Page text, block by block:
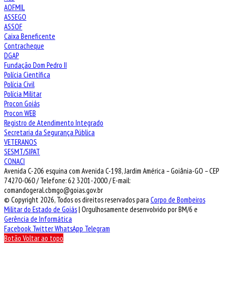
AOFMIL
ASSEGO
ASSOF
Caixa Beneficente
Contracheque
DGAP
Fundação Dom Pedro II
Polícia Científica
Polícia Civil
Polícia Militar
Procon Goiás
Procon WEB
Registro de Atendimento Integrado
Secretaria da Segurança Pública
VETERANOS
SESMT/SIPAT
CONACI
Avenida C-206 esquina com Avenida C-198, Jardim América – Goiânia-GO – CEP
74270-060 / Telefone: 62 3201-2000 / E-mail:
comandogeral.cbmgo@goias.gov.br
© Copyright 2026, Todos os direitos reservados para Corpo de Bombeiros
Militar do Estado de Goiás| Orgulhosamente desenvolvido por BM/6 e
Gerência de Informática
Facebook TwitterWhatsApp Telegram
Botão Voltar ao topo